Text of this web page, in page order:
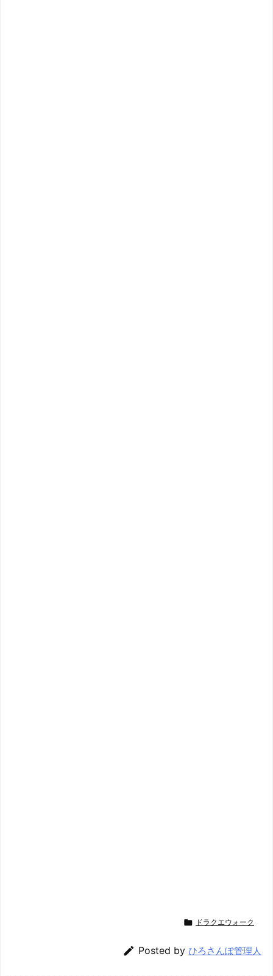
 ドラクエウォーク
 Posted by ひろさんぽ管理人